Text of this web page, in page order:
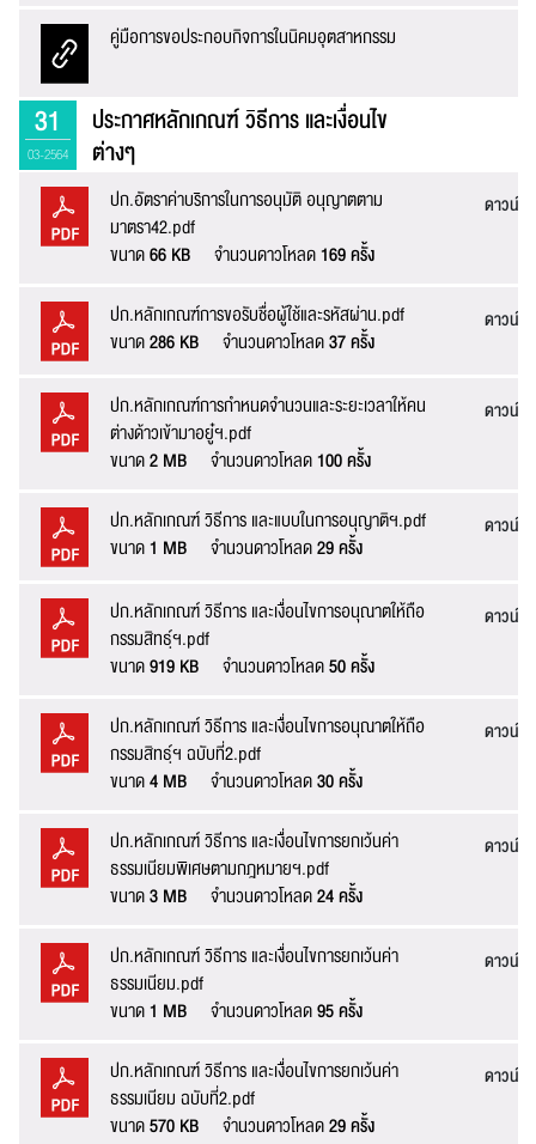
คู่มือการขอประกอบกิจการในนิคมอุตสาหกรรม
31
03-2564
ประกาศหลักเกณฑ์ วิธีการ และเงื่อนไข
ต่างๆ
ปก.อัตราค่าบริการในการอนุมัติ อนุญาตตาม
มาตรา42.pdf
ขนาด66 KB จำนวนดาวโหลด169 ครั้ง
ดาวน์โ
ปก.หลักเกณฑ์การขอรับชื่อผู้ใช้และรหัสผ่าน.pdf
ขนาด286 KB จำนวนดาวโหลด37 ครั้ง
ดาวน์โ
ปก.หลักเกณฑ์การกำหนดจำนวนและระยะเวลาให้คน
ต่างด้าวเข้ามาอยู๋ฯ.pdf
ขนาด2 MB จำนวนดาวโหลด100 ครั้ง
ดาวน์โ
ปก.หลักเกณฑ์ วิธีการ และแบบในการอนุญาติฯ.pdf
ขนาด1 MB จำนวนดาวโหลด29 ครั้ง
ดาวน์โ
ปก.หลักเกณฑ์ วิธีการ และเงื่อนไขการอนุณาตให้ถือ
กรรมสิทธฺ์ฯ.pdf
ขนาด919 KB จำนวนดาวโหลด50 ครั้ง
ดาวน์โ
ปก.หลักเกณฑ์ วิธีการ และเงื่อนไขการอนุณาตให้ถือ
กรรมสิทธฺ์ฯ ฉบับที่2.pdf
ขนาด4 MB จำนวนดาวโหลด30 ครั้ง
ดาวน์โ
ปก.หลักเกณฑ์ วิธีการ และเงื่อนไขการยกเว้นค่า
ธรรมเนียมพิเศษตามกฎหมายฯ.pdf
ขนาด3 MB จำนวนดาวโหลด24 ครั้ง
ดาวน์โ
ปก.หลักเกณฑ์ วิธีการ และเงื่อนไขการยกเว้นค่า
ธรรมเนียม.pdf
ขนาด1 MB จำนวนดาวโหลด95 ครั้ง
ดาวน์โ
ปก.หลักเกณฑ์ วิธีการ และเงื่อนไขการยกเว้นค่า
ธรรมเนียม ฉบับที่2.pdf
ขนาด570 KB จำนวนดาวโหลด29 ครั้ง
ดาวน์โ